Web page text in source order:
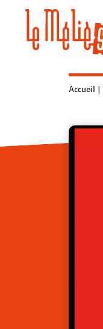
Accueil |